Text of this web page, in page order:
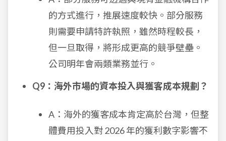
的方式進行，推展速度較快。部分服務
則需要申請特許執照，雖然時程較長，
但一旦取得，將形成更高的競爭壁壘。
公司明年會兩類業務並行。
Q9：海外市場的資本投入與獲客成本規劃？
A：海外的獲客成本肯定高於台灣，但整
體費用投入對 2026 年的獲利數字影響不